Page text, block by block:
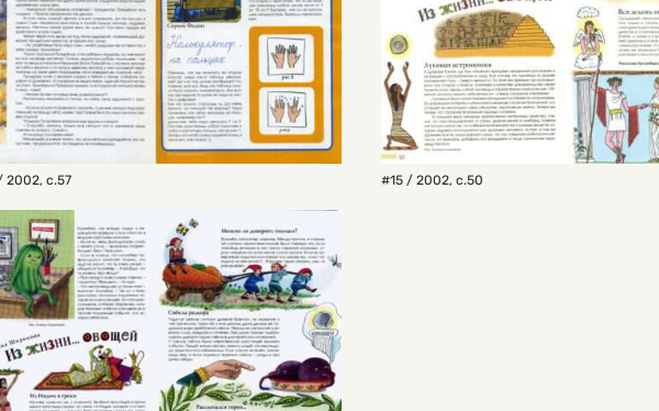
2002, с.57 #15 / 2002, с.50